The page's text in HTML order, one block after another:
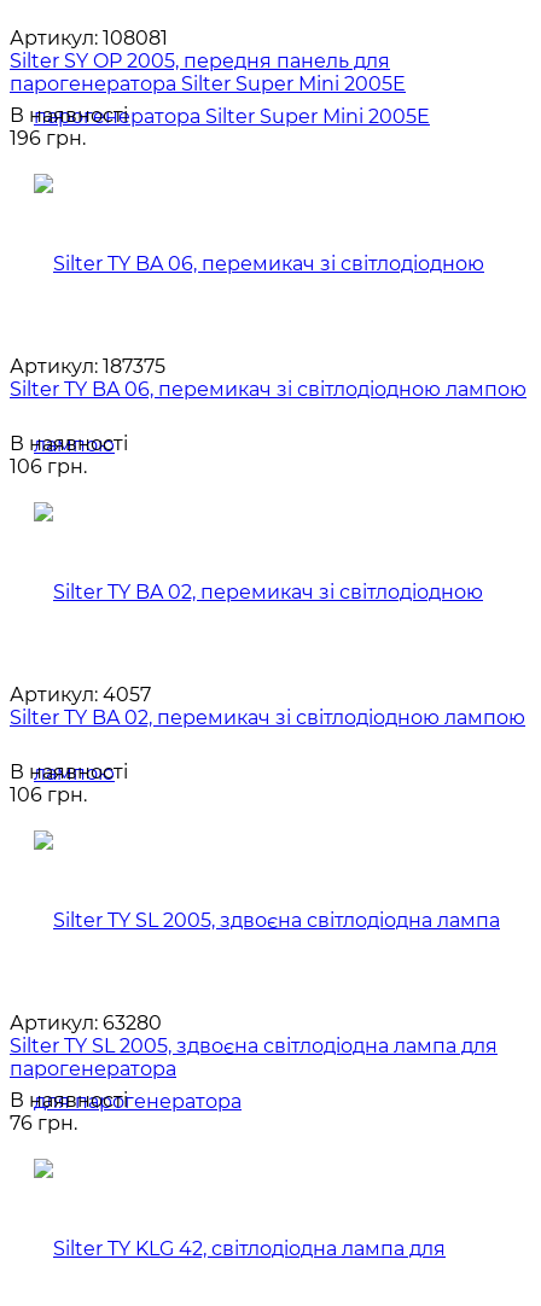
Артикул: 108081
Silter SY OP 2005, передня панель для
парогенератора Silter Super Mini 2005E
В наявності
196 грн.
Артикул: 187375
Silter TY BA 06, перемикач зі світлодіодною лампою
В наявності
106 грн.
Артикул: 4057
Silter TY BA 02, перемикач зі світлодіодною лампою
В наявності
106 грн.
Артикул: 63280
Silter TY SL 2005, здвоєна світлодіодна лампа для
парогенератора
В наявності
76 грн.